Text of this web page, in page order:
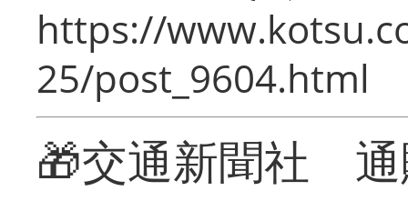
https://
25/post_9604.html
🎁交通新聞社